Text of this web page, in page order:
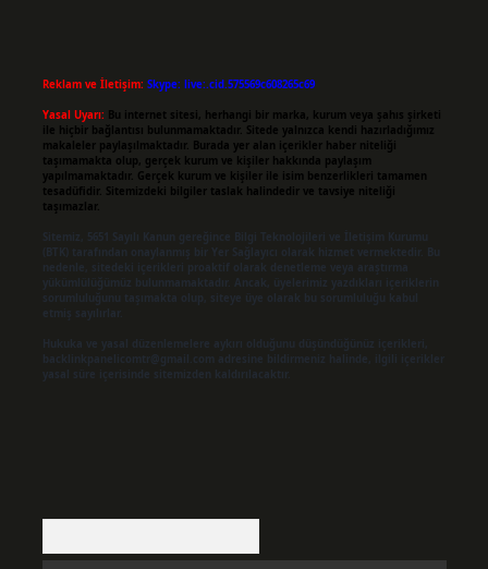
Reklam ve İletişim: Skype: live:.cid.575569c608265c69
Yasal Uyarı: Bu internet sitesi, herhangi bir marka, kurum veya şahıs şirketi
ile hiçbir bağlantısı bulunmamaktadır. Sitede yalnızca kendi hazırladığımız
makaleler paylaşılmaktadır. Burada yer alan içerikler haber niteliği
taşımamakta olup, gerçek kurum ve kişiler hakkında paylaşım
yapılmamaktadır. Gerçek kurum ve kişiler ile isim benzerlikleri tamamen
tesadüfidir. Sitemizdeki bilgiler taslak halindedir ve tavsiye niteliği
taşımazlar.
Sitemiz, 5651 Sayılı Kanun gereğince Bilgi Teknolojileri ve İletişim Kurumu
(BTK) tarafından onaylanmış bir Yer Sağlayıcı olarak hizmet vermektedir. Bu
nedenle, sitedeki içerikleri proaktif olarak denetleme veya araştırma
yükümlülüğümüz bulunmamaktadır. Ancak, üyelerimiz yazdıkları içeriklerin
sorumluluğunu taşımakta olup, siteye üye olarak bu sorumluluğu kabul
etmiş sayılırlar.
Hukuka ve yasal düzenlemelere aykırı olduğunu düşündüğünüz içerikleri,
backlinkpanelicomtr@gmail.com
adresine bildirmeniz halinde, ilgili içerikler
yasal süre içerisinde sitemizden kaldırılacaktır.